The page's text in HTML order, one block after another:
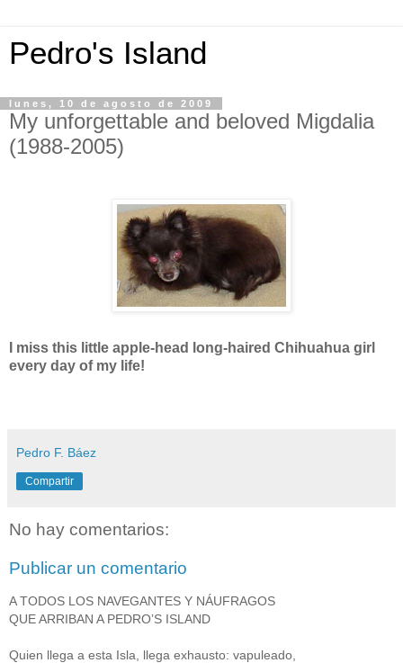
Pedro's Island
lunes, 10 de agosto de 2009
My unforgettable and beloved Migdalia
(1988-2005)
I miss this little apple-head long-haired Chihuahua girl
every day of my life!
Pedro F. Báez
Compartir
No hay comentarios:
Publicar un comentario
A TODOS LOS NAVEGANTES Y NÁUFRAGOS
QUE ARRIBAN A PEDRO’S ISLAND
Quien llega a esta Isla, llega exhausto: vapuleado,